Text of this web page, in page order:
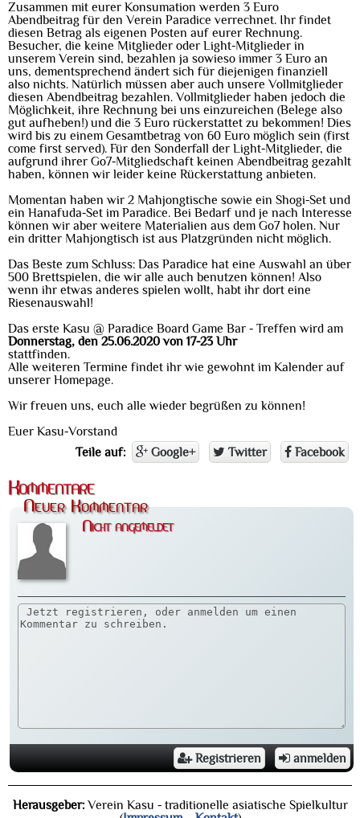
Zusammen mit eurer Konsumation werden 3 Euro
Abendbeitrag für den Verein Paradice verrechnet. Ihr findet
diesen Betrag als eigenen Posten auf eurer Rechnung.
Besucher, die keine Mitglieder oder Light-Mitglieder in
unserem Verein sind, bezahlen ja sowieso immer 3 Euro an
uns, dementsprechend ändert sich für diejenigen finanziell
also nichts. Natürlich müssen aber auch unsere Vollmitglieder
diesen Abendbeitrag bezahlen. Vollmitglieder haben jedoch die
Möglichkeit, ihre Rechnung bei uns einzureichen (Belege also
gut aufheben!) und die 3 Euro rückerstattet zu bekommen! Dies
wird bis zu einem Gesamtbetrag von 60 Euro möglich sein (first
come first served). Für den Sonderfall der Light-Mitglieder, die
aufgrund ihrer Go7-Mitgliedschaft keinen Abendbeitrag gezahlt
haben, können wir leider keine Rückerstattung anbieten.
Momentan haben wir 2 Mahjongtische sowie ein Shogi-Set und
ein Hanafuda-Set im Paradice. Bei Bedarf und je nach Interesse
können wir aber weitere Materialien aus dem Go7 holen. Nur
ein dritter Mahjongtisch ist aus Platzgründen nicht möglich.
Das Beste zum Schluss: Das Paradice hat eine Auswahl an über
500 Brettspielen, die wir alle auch benutzen können! Also
wenn ihr etwas anderes spielen wollt, habt ihr dort eine
Riesenauswahl!
Das erste Kasu @ Paradice Board Game Bar - Treffen wird am
Donnerstag, den 25.06.2020 von 17-23 Uhr
stattfinden.
Alle weiteren Termine findet ihr wie gewohnt im Kalender auf
unserer Homepage.
Wir freuen uns, euch alle wieder begrüßen zu können!
Euer Kasu-Vorstand
Teile auf:
Google+ Twitter Facebook
Kommentare
Neuer Kommentar
Nicht angemeldet
Registrieren anmelden
Herausgeber:Verein Kasu - traditionelle asiatische Spielkultur